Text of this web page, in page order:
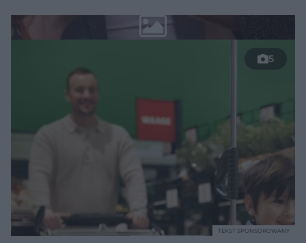
5
TEKST SPONSOROWANY